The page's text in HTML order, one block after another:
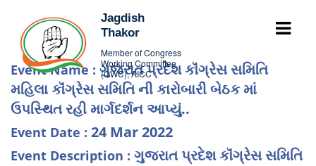
Jagdish
Thakor
Member of Congress
Working Committee
(CWC), AICC
Event Name : ગુજરાત પ્રદેશ કૉંગ્રેસ સમિતિ
મહિલા કૉંગ્રેસ સમિતિ ની કારોબારી બેઠક માં
ઉપસ્થિત રહી માર્ગદર્શન આપ્યું..
Event Date : 24 Mar 2022
Event Description : ગુજરાત પ્રદેશ કૉંગ્રેસ સમિતિ